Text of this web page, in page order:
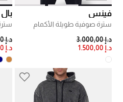
فينس
سترة صوفية طويلة الأكمام
PRICE REDUCED FROM
د.إ 3.000,00
TO
د.إ 1.500,00
د.إ 2.050,00
د.إ 1.230,00